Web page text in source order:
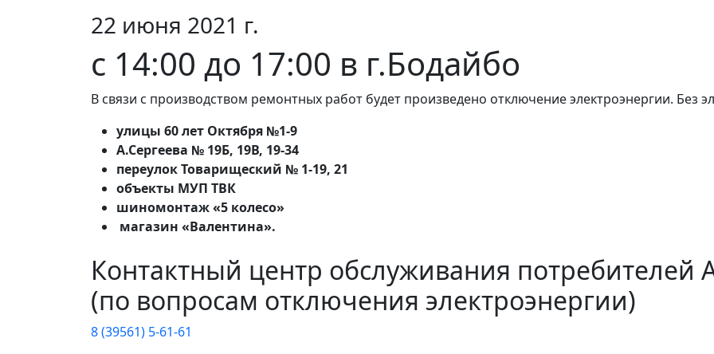
22 июня 2021 г.
с 14:00 до 17:00 в г.Бодайбо
В связи с производством ремонтных работ будет произведено отключение электроэнергии. Без
улицы 60 лет Октября №1-9
А.Сергеева № 19Б, 19В, 19-34
переулок Товарищеский № 1-19, 21
объекты МУП ТВК
шиномонтаж «5 колесо»
магазин «Валентина».
Контактный центр обслуживания потребителей
(по вопросам отключения электроэнергии)
8 (39561) 5-61-61